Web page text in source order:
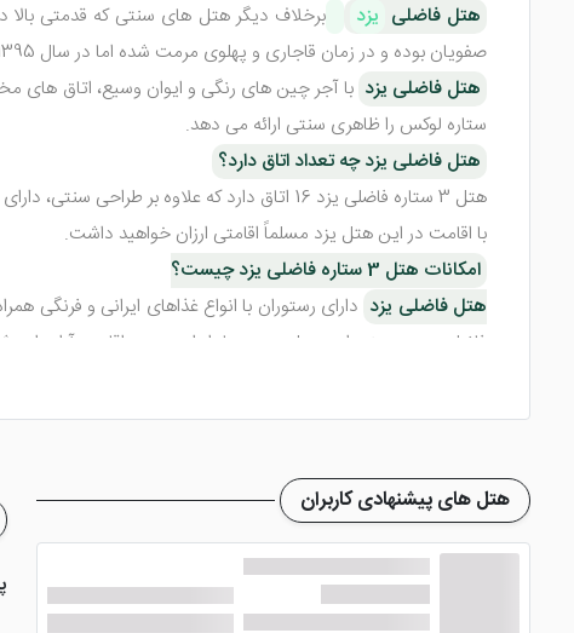
هتل فاضلی یزد
صفویان بوده و در زمان قاجاری و پهلوی مرمت شده اما در سال 1395 آغوش خود را به روی گردشگران باز کرده است.
هتل فاضلی یزد
ستاره لوکس را ظاهری سنتی ارائه می دهد.
هتل فاضلی یزد چه تعداد اتاق دارد؟
هتل 3 ستاره فاضلی یزد 16 اتاق دارد که
با اقامت در این هتل یزد مسلماً اقامتی ارزان خواهید داشت.
امکانات هتل 3 ستاره فاضلی یزد چیست؟
هتل فاضلی یزد دارای رستوران با انواع غذاهای ایرانی و فرنگی
فاضلی یزد هستند. این هتل یزد بسیار ارزان بوده و اقامتی آرام را به
هتل های پیشنهادی کاربران